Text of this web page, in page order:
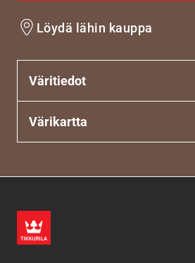
Löydä lähin kauppa
Väritiedot
Värikartta